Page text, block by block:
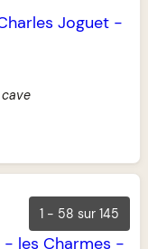
Joguet-
- les Charmes -
1 - 58 sur 145